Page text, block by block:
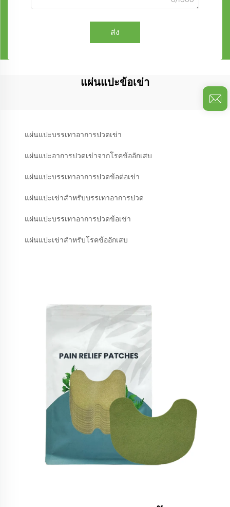
ส่ง
แผ่นแปะข้อเข่า
แผ่นแปะบรรเทาอาการปวดเข่า
แผ่นแปะอาการปวดเข่าจากโรคข้ออักเสบ
แผ่นแปะบรรเทาอาการปวดข้อต่อเข่า
แผ่นแปะเข่าสำหรับบรรเทาอาการปวด
แผ่นแปะบรรเทาอาการปวดข้อเข่า
แผ่นแปะเข่าสำหรับโรคข้ออักเสบ